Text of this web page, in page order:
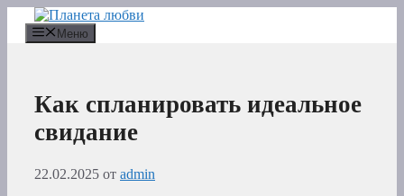
Перейти
содержимому
Меню
Как спланировать идеальное
свидание
22.02.2025 от admin